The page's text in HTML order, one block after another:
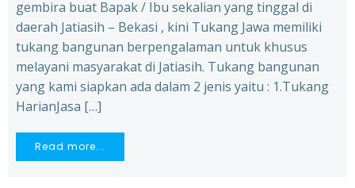
gembira buat Bapak / Ibu sekalian yang tinggal di
daerah Jatiasih – Bekasi , kini Tukang Jawa memiliki
tukang bangunan berpengalaman untuk khusus
melayani masyarakat di Jatiasih. Tukang bangunan
yang kami siapkan ada dalam 2 jenis yaitu : 1.Tukang
HarianJasa […]
Read more...